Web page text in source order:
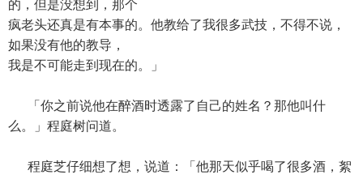
的，但是没想到，那个
疯老头还真是有本事的。他教给了我很多武技，不得不说，
如果没有他的教导，
我是不可能走到现在的。」
「你之前说他在醉酒时透露了自己的姓名？那他叫什
么。」程庭树问道。
程庭芝仔细想了想，说道：「他那天似乎喝了很多酒，絮